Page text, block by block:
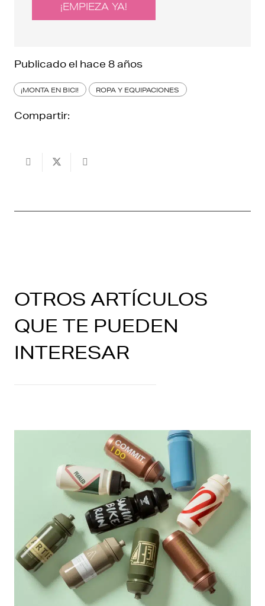
¡EMPIEZA YA!
Publicado el hace 8 años
¡MONTA EN BICI! ROPA Y EQUIPACIONES
Compartir:
OTROS ARTÍCULOS
QUE TE PUEDEN
INTERESAR